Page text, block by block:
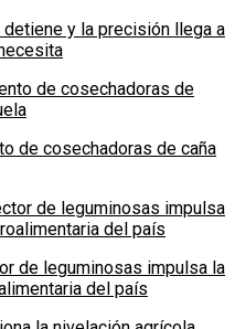
detiene y la precisión llega a
de cosechadoras de caña
de leguminosas impulsa la
del país